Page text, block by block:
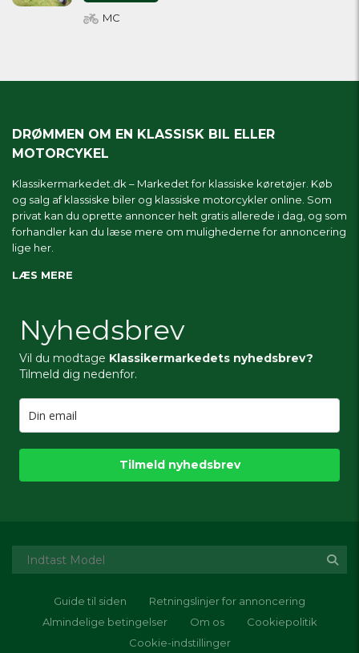
MC
DRØMMEN OM EN KLASSISK BIL ELLER
MOTORCYKEL
Klassikermarkedet.dk – Markedet for klassiske køretøjer. Køb
og salg af klassiske biler og klassiske motorcykler online. Som
privat kan du oprette annoncer helt gratis allerede i dag, og som
forhandler kan du læse mere om mulighederne for annoncering
lige her.
LÆS MERE
Nyhedsbrev
Vil du modtage Klassikermarkedets nyhedsbrev?
Tilmeld dig nedenfor.
Tilmeld nyhedsbrev
Guide til siden
Retningslinjer for annoncering
Almindelige betingelser
Om os
Cookiepolitik
Cookie-indstillinger